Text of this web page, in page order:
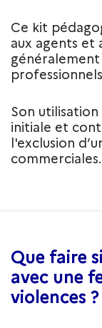
Ce kit
aux agents et
Son
initiale et
l'exclusion
commerciales.
Que faire
avec une
violences ?